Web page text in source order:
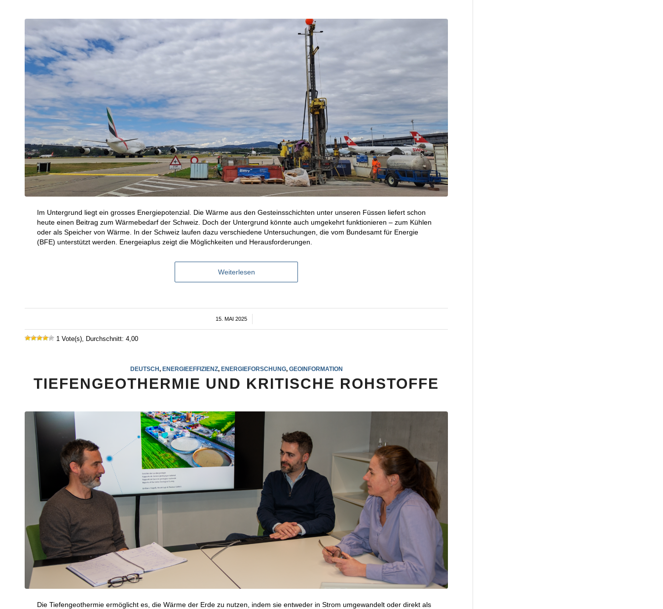
Im Untergrund liegt ein grosses Energiepotenzial. Die Wärme aus den Gesteinsschichten unter unseren Füssen liefert schon
heute einen Beitrag zum Wärmebedarf der Schweiz. Doch der Untergrund könnte auch umgekehrt funktionieren – zum Kühlen
oder als Speicher von Wärme. In der Schweiz laufen dazu verschiedene Untersuchungen, die vom Bundesamt für Energie
(BFE) unterstützt werden. Energeiaplus zeigt die Möglichkeiten und Herausforderungen.
Weiterlesen
15. MAI 2025
/
1 Vote(s), Durchschnitt: 4,00
DEUTSCH ENERGIEEFFIZIENZ, ENERGIEFORSCHUNG, GEOINFORMATION
TIEFENGEOTHERMIE UND KRITISCHE ROHSTOFFE
Die Tiefengeothermie ermöglicht es, die Wärme der Erde zu nutzen, indem sie entweder in Strom umgewandelt oder direkt als